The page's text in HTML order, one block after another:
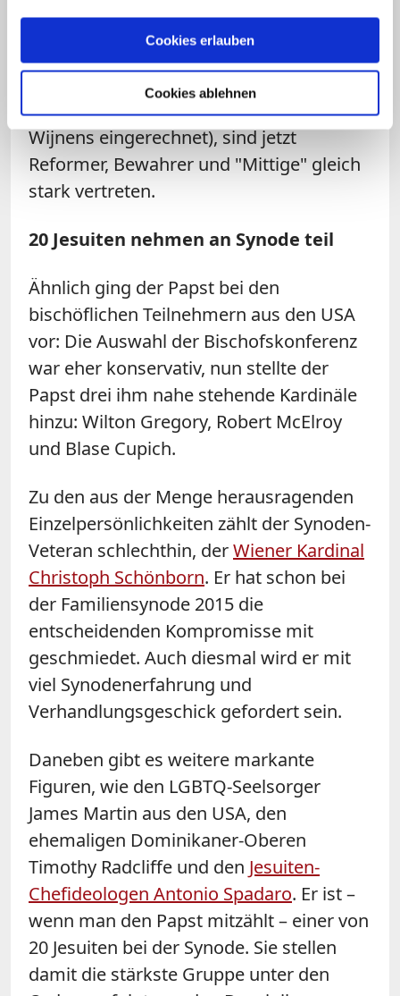
Cookies erlauben
Cookies ablehnen
Oster dürfte so motiviert sein. Unter den
insgesamt neun Deutschen (den
"Berater" Thomas Söding und die in
Erfurt lehrende Kirchenrechtlerin Myrjam
Wijnens eingerechnet), sind jetzt
Reformer, Bewahrer und "Mittige" gleich
stark vertreten.
20 Jesuiten nehmen an Synode teil
Ähnlich ging der Papst bei den
bischöflichen Teilnehmern aus den USA
vor: Die Auswahl der Bischofskonferenz
war eher konservativ, nun stellte der
Papst drei ihm nahe stehende Kardinäle
hinzu: Wilton Gregory, Robert McElroy
und Blase Cupich.
Zu den aus der Menge herausragenden
Einzelpersönlichkeiten zählt der Synoden-
Veteran schlechthin, derWiener Kardinal
Christoph Schönborn. Er hat schon bei
der Familiensynode 2015 die
entscheidenden Kompromisse mit
geschmiedet. Auch diesmal wird er mit
viel Synodenerfahrung und
Verhandlungsgeschick gefordert sein.
Daneben gibt es weitere markante
Figuren, wie den LGBTQ-Seelsorger
James Martin aus den USA, den
ehemaligen Dominikaner-Oberen
Timothy Radcliffe und den Jesuiten-
Chefideologen Antonio Spadaro. Er ist –
wenn man den Papst mitzählt – einer von
20 Jesuiten bei der Synode. Sie stellen
damit die stärkste Gruppe unter den